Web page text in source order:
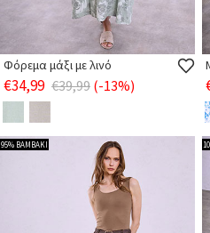
Φόρεμα μάξι με λινό
€34,99 €39,99 (-13%)
95% ΒΑΜΒΑΚΙ